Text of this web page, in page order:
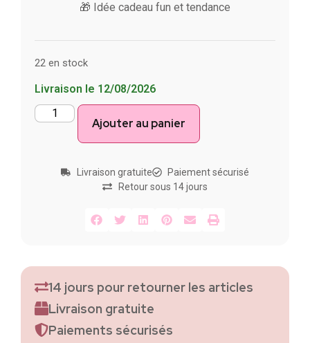
🎁 Idée cadeau fun et tendance
22 en stock
Livraison le 12/08/2026
Ajouter au panier
Livraison gratuite
Paiement sécurisé
Retour sous 14 jours
14 jours pour retourner les articles
Livraison gratuite
Paiements sécurisés